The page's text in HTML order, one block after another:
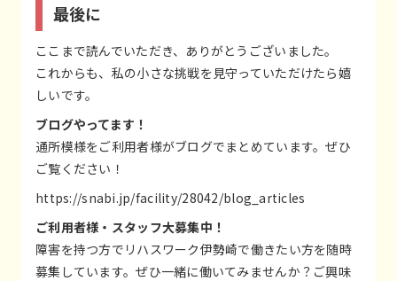
最後に
ここまで読んでいただき、ありがとうございました。
これからも、私の小さな挑戦を見守っていただけたら嬉
しいです。
ブログやってます！
通所模様をご利用者様がブログでまとめています。ぜひ
ご覧ください！
https://snabi.jp/facility/28042/blog_articles
ご利用者様・スタッフ大募集中！
障害を持つ方でリハスワーク伊勢崎で働きたい方を随時
募集しています。ぜひ一緒に働いてみませんか？ご興味